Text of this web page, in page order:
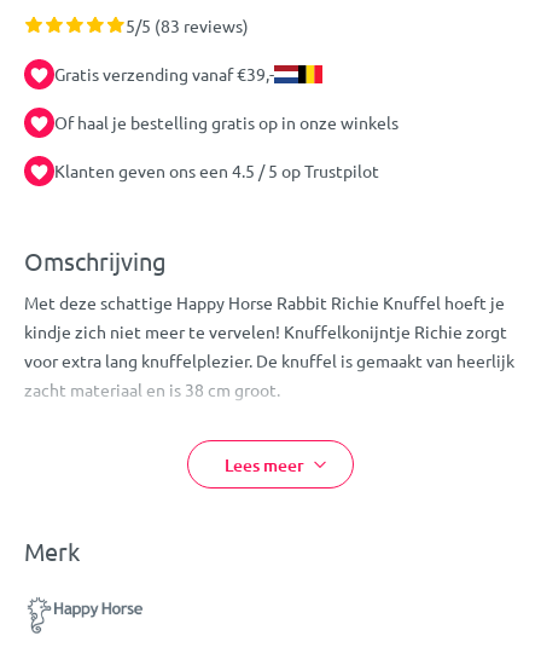
5/5 (83 reviews)
Gratis verzending vanaf €39,-
Of haal je bestelling gratis op in onze winkels
Klanten geven ons een 4.5 / 5 op Trustpilot
Omschrijving
Met deze schattige Happy Horse Rabbit Richie Knuffel hoeft je
kindje zich niet meer te vervelen! Knuffelkonijntje Richie zorgt
voor extra lang knuffelplezier. De knuffel is gemaakt van heerlijk
zacht materiaal en is 38 cm groot.
toevoeging voor in de kinder- of babykamer!
Happy Horse Knuffel
Kleur: bruin
Lees meer
Merk